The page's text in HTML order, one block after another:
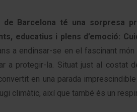
Barcelona té una sorpresa
educatius i plens d’emoció:
a endinsar-se en el fascinant
a protegir-la. Situat just al costat
en una parada
climàtic, així que també és un